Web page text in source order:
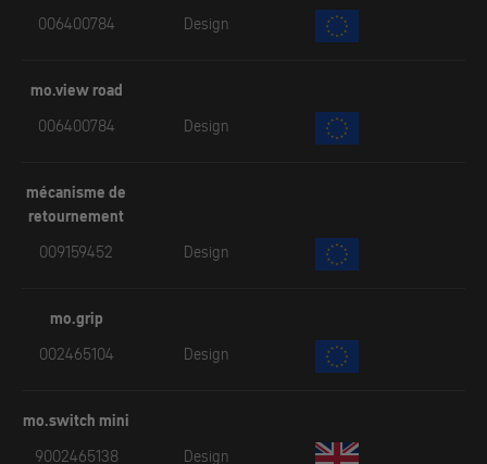
006400784
Design
mo.view road
006400784
Design
mécanisme de
retournement
009159452
Design
mo.grip
002465104
Design
mo.switch mini
9002465138
Design